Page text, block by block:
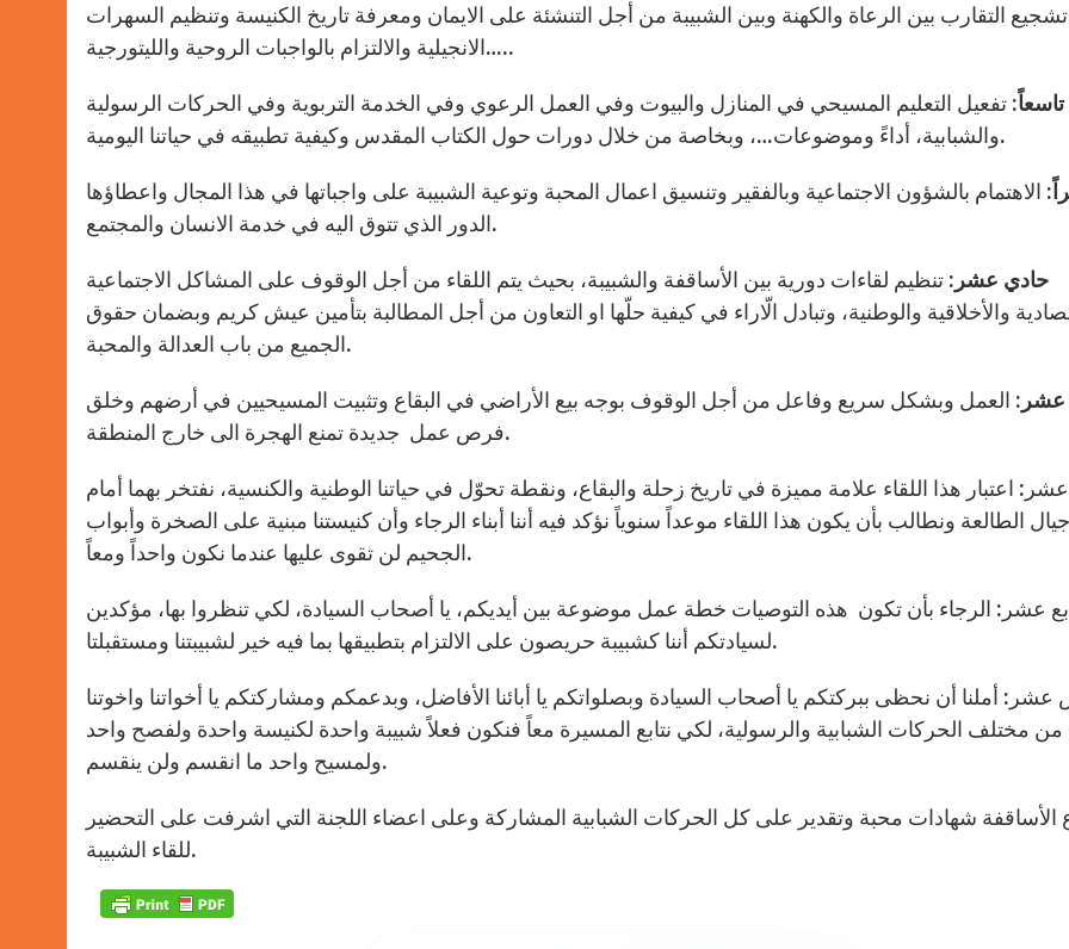
تشجيع التقارب بين الرعاة والكهنة وبين الشبيبة من أجل التنشئة على الايمان ومعرفة تاريخ الكنيسة وتنظيم السهرات
الانجيلية والالتزام بالواجبات الروحية والليتورجية…..
تاسعاً: تفعيل التعليم المسيحي في المنازل والبيوت وفي العمل الرعوي وفي الخدمة التربوية وفي الحركات الرسولية
والشبابية، أداءً وموضوعات…، وبخاصة من خلال دورات حول الكتاب المقدس وكيفية تطبيقه في حياتنا اليومية.
الاهتمام بالشؤون الاجتماعية وبالفقير وتنسيق اعمال المحبة وتوعية الشبيبة على واجباتها في هذا المجال واعطاؤها
الدور الذي تتوق اليه في خدمة الانسان والمجتمع.
حادي عشر : تنظيم لقاءات دورية بين الأساقفة والشبيبة، بحيث يتم اللقاء من أجل الوقوف على المشاكل الاجتماعية
والأخلاقية والوطنية، وتبادل الّاراء في كيفية حلّها او التعاون من أجل المطالبة بتأمين عيش كريم وبضمان حقوق
الجميع من باب العدالة والمحبة.
عشر: العمل وبشكل سريع وفاعل من أجل الوقوف بوجه بيع الأراضي في البقاع وتثبيت المسيحيين في أرضهم وخلق
فرص عمل جديدة تمنع الهجرة الى خارج المنطقة.
اعتبار هذا اللقاء علامة مميزة في تاريخ زحلة والبقاع، ونقطة تحوّل في حياتنا الوطنية والكنسية، نفتخر بهما أمام
الطالعة ونطالب بأن يكون هذا اللقاء موعداً سنوياً نؤكد فيه أننا أبناء الرجاء وأن كنيستنا مبنية على الصخرة وأبواب
الجحيم لن تقوى عليها عندما نكون واحداً ومعاً.
عشر: الرجاء بأن تكون هذه التوصيات خطة عمل موضوعة بين أيديكم، يا أصحاب السيادة، لكي تنظروا بها، مؤكدين
لسيادتكم أننا كشبيبة حريصون على الالتزام بتطبيقها بما فيه خير لشبيبتنا ومستقبلتا.
أملنا أن نحظى ببركتكم يا أصحاب السيادة وبصلواتكم يا أبائنا الأفاضل، وبدعمكم ومشاركتكم يا أخواتنا واخوتنا
من مختلف الحركات الشبابية والرسولية، لكي نتابع المسيرة معاً فنكون فعلاً شبيبة واحدة لكنيسة واحدة ولفصح واحد
ولمسيح واحد ما انقسم ولن ينقسم.
الأساقفة شهادات محبة وتقدير على كل الحركات الشبابية المشاركة وعلى اعضاء اللجنة التي اشرفت على التحضير
للقاء الشبيبة.